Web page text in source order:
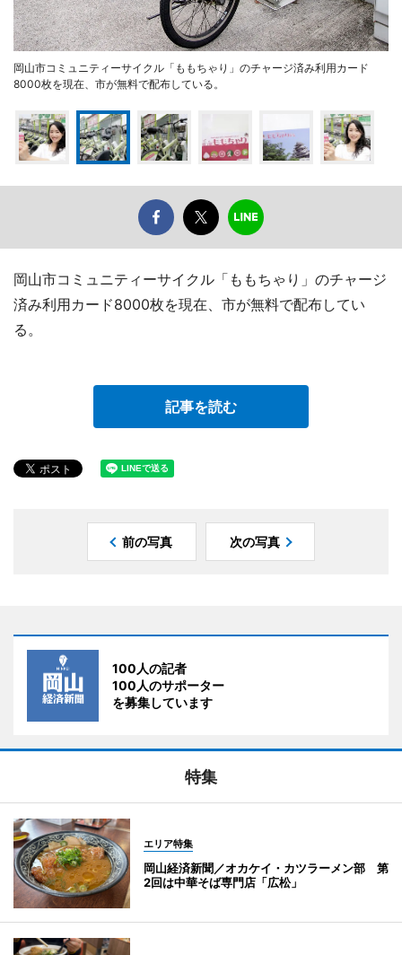
岡山市コミュニティーサイクル「ももちゃり」のチャージ済み利用カード
8000枚を現在、市が無料で配布している。
岡山市コミュニティーサイクル「ももちゃり」のチャージ
済み利用カード8000枚を現在、市が無料で配布してい
る。
記事を読む
前の写真 次の写真
100人の記者
100人のサポーター
を募集しています
特集
エリア特集
岡山経済新聞／オカケイ・カツラーメン部 第
2回は中華そば専門店「広松」